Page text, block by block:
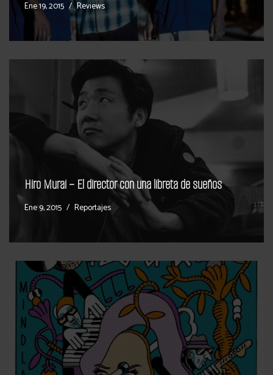
Ene 19, 2015 Reviews
Hiro Murai – El director con una libreta de sueños
Ene 9, 2015 Reportajes